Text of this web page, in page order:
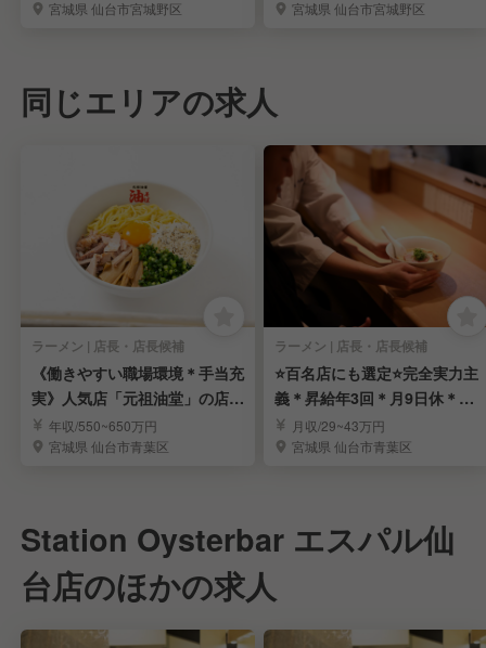
宮城県 仙台市宮城野区
宮城県 仙台市宮城野区
同じエリアの求人
ラーメン | 店長・店長候補
《働きやすい職場環境＊手当充
実》人気店「元祖油堂」の店長
を募集｜宮城エリア
年収/550~650万円
宮城県 仙台市青葉区
ラーメン | 店長・店長候補
⭐️百名店にも選定⭐️完全実力主
義＊昇給年3回＊月9日休＊店
舗拡大中！
月収/29~43万円
宮城県 仙台市青葉区
Station Oysterbar エスパル仙
台店のほかの求人